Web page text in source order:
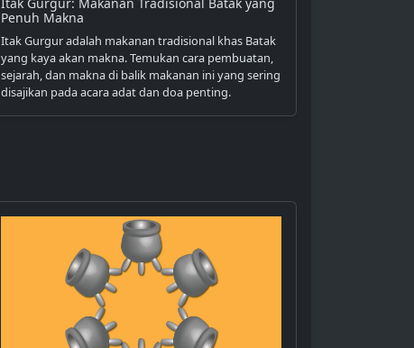
Penuh Makna
Itak Gurgur adalah makanan tradisional khas Batak
yang kaya akan makna. Temukan cara pembuatan,
sejarah, dan makna di balik makanan ini yang sering
disajikan pada acara adat dan doa penting.